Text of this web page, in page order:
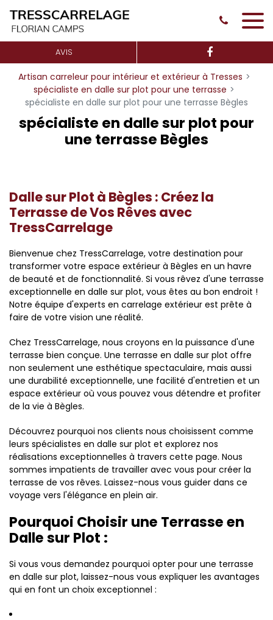
AVIS
Artisan carreleur pour intérieur et extérieur à Tresses
spécialiste en dalle sur plot pour une terrasse
spécialiste en dalle sur plot pour une terrasse Bègles
spécialiste en dalle sur plot pour
une terrasse Bègles
Dalle sur Plot à Bègles : Créez la
Terrasse de Vos Rêves avec
TressCarrelage
Bienvenue chez TressCarrelage, votre destination pour
transformer votre espace extérieur à Bègles en un havre
de beauté et de fonctionnalité. Si vous rêvez d'une terrasse
exceptionnelle en dalle sur plot, vous êtes au bon endroit !
Notre équipe d'experts en carrelage extérieur est prête à
faire de votre vision une réalité.
Chez TressCarrelage, nous croyons en la puissance d'une
terrasse bien conçue. Une terrasse en dalle sur plot offre
non seulement une esthétique spectaculaire, mais aussi
une durabilité exceptionnelle, une facilité d'entretien et un
espace extérieur où vous pouvez vous détendre et profiter
de la vie à Bègles.
Découvrez pourquoi nos clients nous choisissent comme
leurs spécialistes en dalle sur plot et explorez nos
réalisations exceptionnelles à travers cette page. Nous
sommes impatients de travailler avec vous pour créer la
terrasse de vos rêves. Laissez-nous vous guider dans ce
voyage vers l'élégance en plein air.
Pourquoi Choisir une Terrasse en
Dalle sur Plot :
Si vous vous demandez pourquoi opter pour une terrasse
en dalle sur plot, laissez-nous vous expliquer les avantages
qui en font un choix exceptionnel :